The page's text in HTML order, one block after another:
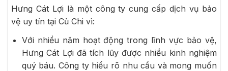
Hưng Cát Lợi là một công ty cung cấp dịch vụ bảo
vệ uy tín tại Củ Chi vì:
Với nhiều năm hoạt động trong lĩnh vực bảo vệ,
Hưng Cát Lợi đã tích lũy được nhiều kinh nghiệm
quý báu. Công ty hiểu rõ nhu cầu và mong muốn